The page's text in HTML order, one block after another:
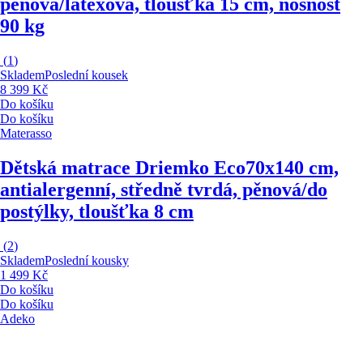
90 kg
(1)
SklademPoslední kousek
8 399 Kč
Do košíku
Do košíku
Materasso
Dětská matrace Driemko Eco70x140 cm,
antialergenní, středně tvrdá, pěnová/do
postýlky, tloušťka 8 cm
(2)
SklademPoslední kousky
1 499 Kč
Do košíku
Do košíku
Adeko